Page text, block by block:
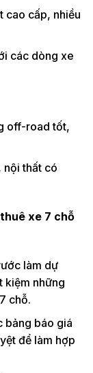
cao cấp, nhiều
các dòng xe
off-road tốt,
nội thất có
xe 7 chỗ
làm dự
kiệm những
chỗ.
bảng báo giá
để làm hợp